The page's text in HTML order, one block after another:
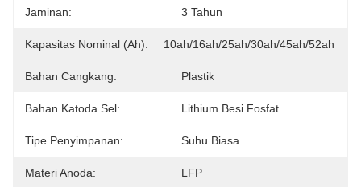
Jaminan: 3 Tahun
Kapasitas Nominal (Ah): 10ah/16ah/25ah/30ah/45ah/52ah
Bahan Cangkang: Plastik
Bahan Katoda Sel: Lithium Besi Fosfat
Tipe Penyimpanan: Suhu Biasa
Materi Anoda: LFP